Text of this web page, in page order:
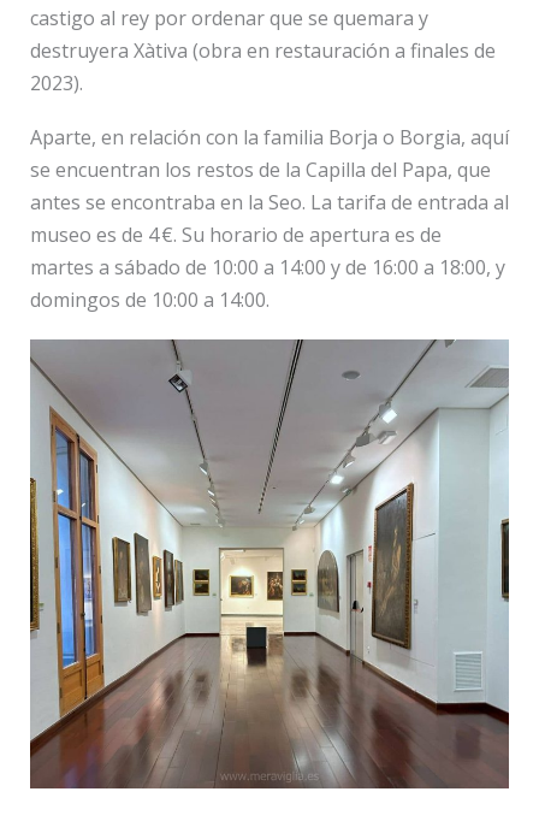
castigo al rey por ordenar que se quemara y
destruyera Xàtiva (obra en restauración a finales de
2023).
Aparte, en relación con la familia Borja o Borgia, aquí
se encuentran los restos de la Capilla del Papa, que
antes se encontraba en la Seo. La tarifa de entrada al
museo es de 4 €. Su horario de apertura es de
martes a sábado de 10:00 a 14:00 y de 16:00 a 18:00, y
domingos de 10:00 a 14:00.